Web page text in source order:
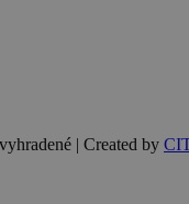
| Created by